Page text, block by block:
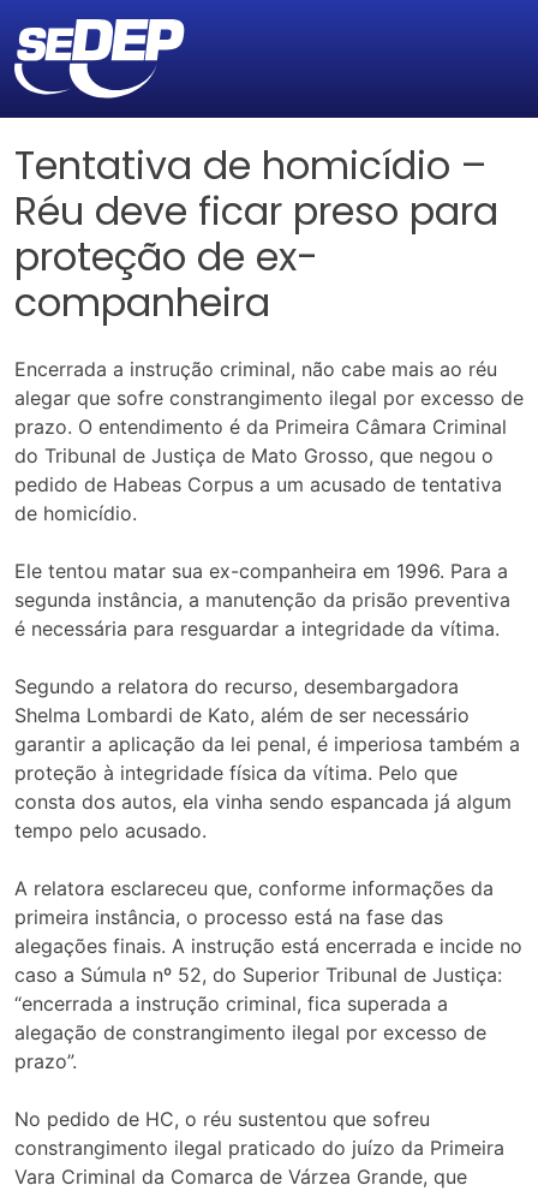
Tentativa de homicídio –
Réu deve ficar preso para
proteção de ex-
companheira
Encerrada a instrução criminal, não cabe mais ao réu
alegar que sofre constrangimento ilegal por excesso de
prazo. O entendimento é da Primeira Câmara Criminal
do Tribunal de Justiça de Mato Grosso, que negou o
pedido de Habeas Corpus a um acusado de tentativa
de homicídio.
Ele tentou matar sua ex-companheira em 1996. Para a
segunda instância, a manutenção da prisão preventiva
é necessária para resguardar a integridade da vítima.
Segundo a relatora do recurso, desembargadora
Shelma Lombardi de Kato, além de ser necessário
garantir a aplicação da lei penal, é imperiosa também a
proteção à integridade física da vítima. Pelo que
consta dos autos, ela vinha sendo espancada já algum
tempo pelo acusado.
A relatora esclareceu que, conforme informações da
primeira instância, o processo está na fase das
alegações finais. A instrução está encerrada e incide no
caso a Súmula nº 52, do Superior Tribunal de Justiça:
“encerrada a instrução criminal, fica superada a
alegação de constrangimento ilegal por excesso de
prazo”.
No pedido de HC, o réu sustentou que sofreu
constrangimento ilegal praticado do juízo da Primeira
Vara Criminal da Comarca de Várzea Grande, que